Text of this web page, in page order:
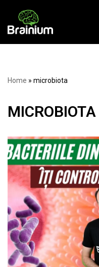
Skip
Home » microbiota
MICROBIOTA